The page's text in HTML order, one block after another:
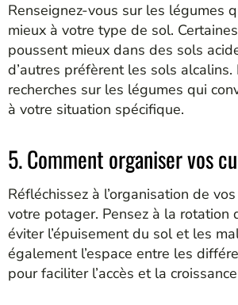
Renseignez-vous sur les légumes
mieux à votre type de sol.
poussent mieux dans des sols
d’autres préfèrent les sols alcalins.
recherches sur les légumes qui
à votre situation spécifique.
5. Comment organiser vos
Réfléchissez à l’organisation de
votre potager. Pensez à la rotation
éviter l’épuisement du sol et les
également l’espace entre les
pour faciliter l’accès et la